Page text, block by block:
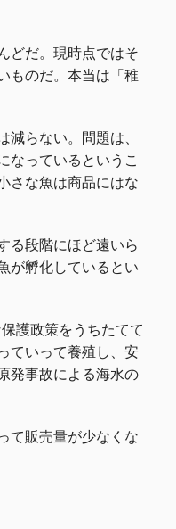
どだ。現時点ではそ
ものだ。本当は「稚
らない。問題は、
なっているというこ
さな魚は商品にはな
る段階にほど遠いら
が孵化しているとい
護政策をうちたてて
ていって養殖し、安
発事故による海水の
て販売量が少なくな